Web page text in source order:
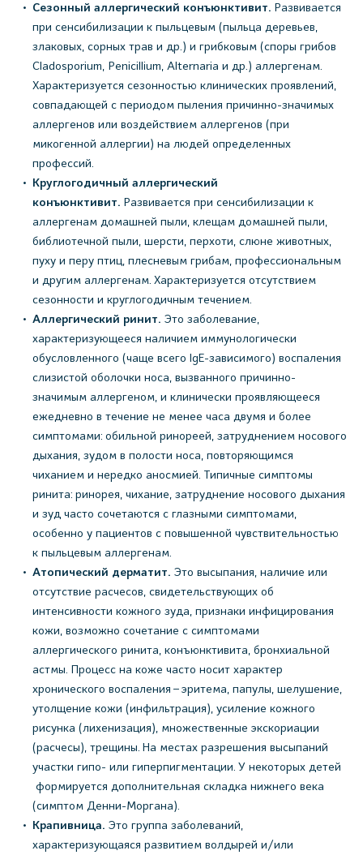
Сезонный аллергический конъюнктивит. Развивается
при сенсибилизации к пыльцевым (пыльца деревьев,
злаковых, сорных трав и др.) и грибковым (споры грибов
Cladosporium, Penicillium, Alternaria и др.) аллергенам.
Характеризуется сезонностью клинических проявлений,
совпадающей с периодом пыления причинно-значимых
аллергенов или воздействием аллергенов (при
микогенной аллергии) на людей определенных
профессий.
Круглогодичный аллергический
конъюнктивит. Развивается при сенсибилизации к
аллергенам домашней пыли, клещам домашней пыли,
библиотечной пыли, шерсти, перхоти, слюне животных,
пуху и перу птиц, плесневым грибам, профессиональным
и другим аллергенам. Характеризуется отсутствием
сезонности и круглогодичным течением.
Аллергический ринит. Это заболевание,
характеризующееся наличием иммунологически
обусловленного (чаще всего IgE-зависимого) воспаления
слизистой оболочки носа, вызванного причинно-
значимым аллергеном, и клинически проявляющееся
ежедневно в течение не менее часа двумя и более
симптомами: обильной ринореей, затруднением носового
дыхания, зудом в полости носа, повторяющимся
чиханием и нередко аносмией. Типичные симптомы
ринита: ринорея, чихание, затруднение носового дыхания
и зуд часто сочетаются с глазными симптомами,
особенно у пациентов с повышенной чувствительностью
к пыльцевым аллергенам.
Атопический дерматит. Это высыпания, наличие или
отсутствие расчесов, свидетельствующих об
интенсивности кожного зуда, признаки инфицирования
кожи, возможно сочетание с симптомами
аллергического ринита, конъюнктивита, бронхиальной
астмы. Процесс на коже часто носит характер
хронического воспаления – эритема, папулы, шелушение,
утолщение кожи (инфильтрация), усиление кожного
рисунка (лихенизация), множественные экскориации
(расчесы), трещины. На местах разрешения высыпаний
участки гипо- или гиперпигментации. У некоторых детей
формируется дополнительная складка нижнего века
(симптом Денни-Моргана).
Крапивница. Это группа заболеваний,
характеризующаяся развитием волдырей и/или